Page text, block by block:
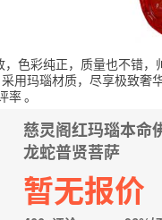
色彩纯正，质量也不错
用玛瑙材质，尽享极致奢华
率。
慈灵阁红玛瑙本命
龙蛇普贤菩萨
暂无报价